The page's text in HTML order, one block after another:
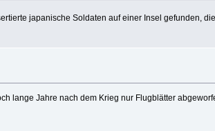
japanische Soldaten auf einer Insel gefunden,
lange Jahre nach dem Krieg nur Flugblätter